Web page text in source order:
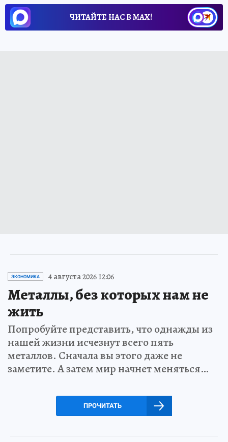
ЧИТАЙТЕ НАС В МАХ!
ЭКОНОМИКА 4 августа 2026 12:06
Металлы, без которых нам не
жить
Попробуйте представить, что однажды из
нашей жизни исчезнут всего пять
металлов. Сначала вы этого даже не
заметите. А затем мир начнет меняться…
ПРОЧИТАТЬ